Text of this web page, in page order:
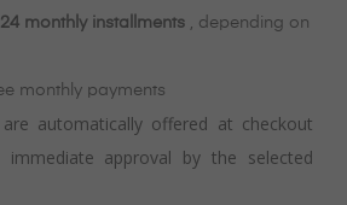
24 monthly installments , depending on
monthly payments
automatically offered at checkout
approval by the selected